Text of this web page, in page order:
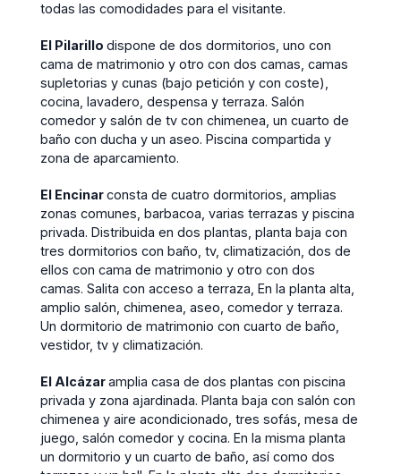
todas las comodidades para el visitante.
El Pilarillo dispone de dos dormitorios, uno con
cama de matrimonio y otro con dos camas, camas
supletorias y cunas (bajo petición y con coste),
cocina, lavadero, despensa y terraza. Salón
comedor y salón de tv con chimenea, un cuarto de
baño con ducha y un aseo. Piscina compartida y
zona de aparcamiento.
El Encinarconsta de cuatro dormitorios, amplias
zonas comunes, barbacoa, varias terrazas y piscina
privada. Distribuida en dos plantas, planta baja con
tres dormitorios con baño, tv, climatización, dos de
ellos con cama de matrimonio y otro con dos
camas. Salita con acceso a terraza, En la planta alta,
amplio salón, chimenea, aseo, comedor y terraza.
Un dormitorio de matrimonio con cuarto de baño,
vestidor, tv y climatización.
El Alcázaramplia casa de dos plantas con piscina
privada y zona ajardinada. Planta baja con salón con
chimenea y aire acondicionado, tres sofás, mesa de
juego, salón comedor y cocina. En la misma planta
un dormitorio y un cuarto de baño, así como dos